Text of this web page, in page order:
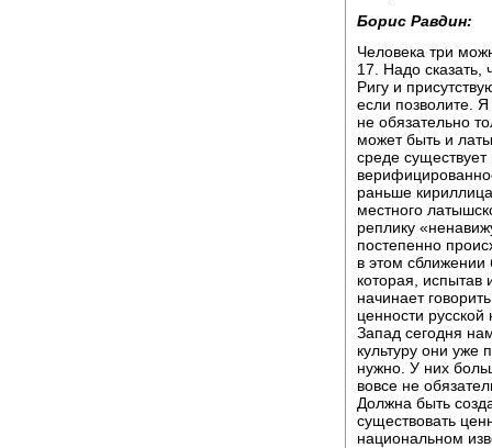
Борис Равдин:
Человека три
17. Надо сказать,
Ригу и
если позволите.
не обязательно
может быть и
среде
раньше
местного
реплику
постепенно
в этом
которая, испытав
начинает
ценности
Запад сегодня
культуру они уже
нужно. У них
вовсе не
Должна быть
существовать
национальном